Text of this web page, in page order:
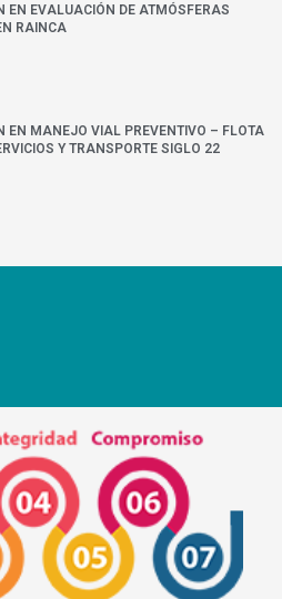
EN EVALUACIÓN DE ATMÓSFERAS
RAINCA
EN MANEJO VIAL PREVENTIVO – FLOTA
Y TRANSPORTE SIGLO 22